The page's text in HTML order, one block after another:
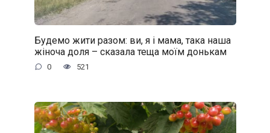
Будемо жити разом: ви, я і мама, така наша
жіноча доля – сказала теща моїм донькам
0 521